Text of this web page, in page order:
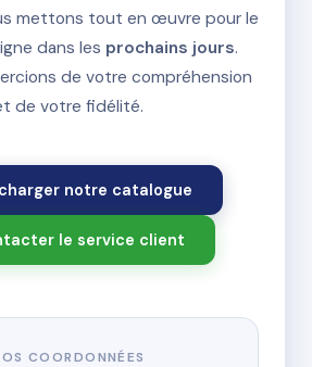
mettons tout en œuvre pour le
dans les prochains jours.
de votre compréhension
de votre fidélité.
notre catalogue
le service client
COORDONNÉES